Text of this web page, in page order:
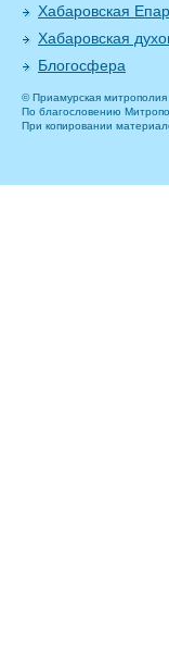
Хабаровская
Хабаровская
Блогосфера
© Приамурская
По благословению
При копировании